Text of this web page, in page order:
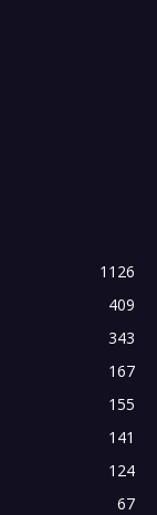
1126
409
343
167
155
141
124
67